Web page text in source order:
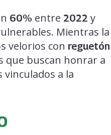
60% entre 2022 y
Mientras la
velorios con reguetón
que buscan honrar a
a la